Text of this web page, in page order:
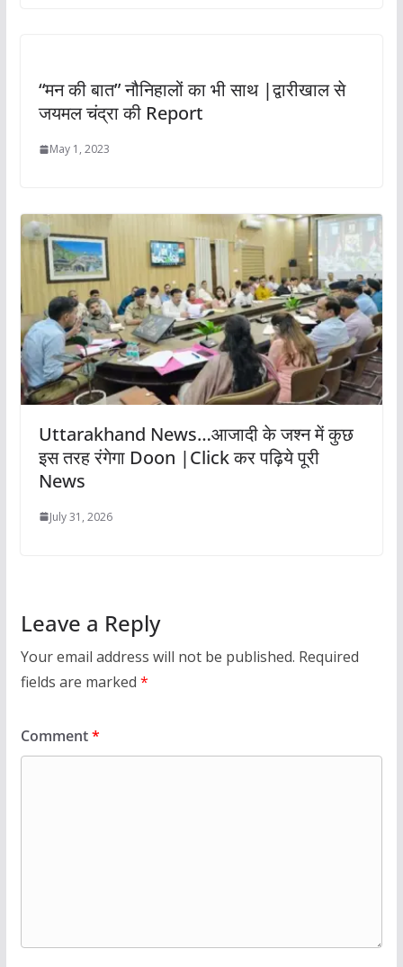
“मन की बात” नौनिहालों का भी साथ |द्वारीखाल से
जयमल चंद्रा की Report
May 1, 2023
Uttarakhand News…आजादी के जश्न में कुछ
इस तरह रंगेगा Doon |Click कर पढ़िये पूरी
News
July 31, 2026
Leave a Reply
Your email address will not be published. Required
fields are marked *
Comment*